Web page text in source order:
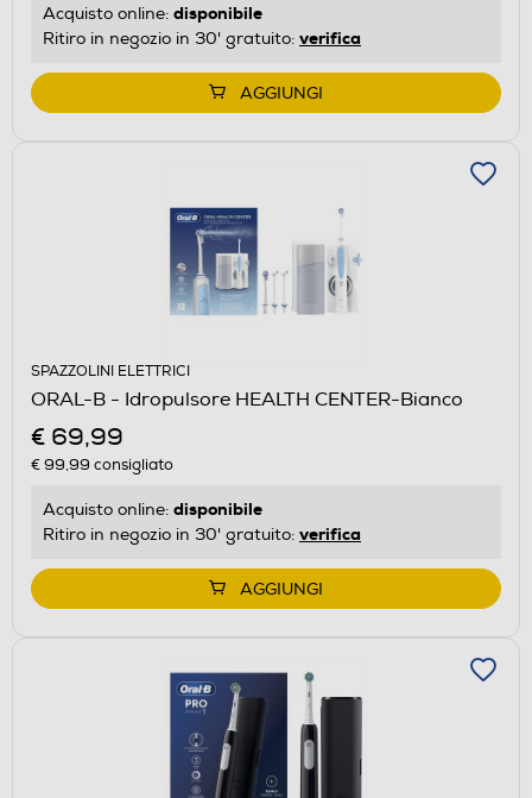
Acquisto online: disponibile
Ritiro in negozio in 30' gratuito: verifica
AGGIUNGI
SPAZZOLINI ELETTRICI
ORAL-B - Idropulsore HEALTH CENTER-Bianco
€ 69,99
€ 99,99 consigliato
Acquisto online: disponibile
Ritiro in negozio in 30' gratuito: verifica
AGGIUNGI